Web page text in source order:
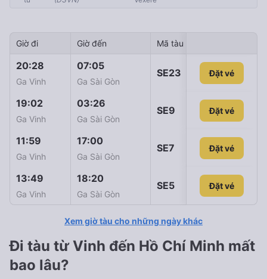
Giờ đi Giờ đến Mã tàu
20:28
Ga Vinh
07:05
Ga Sài Gòn
SE23 1.067.000đ
Đặt vé
19:02
Ga Vinh
03:26
Ga Sài Gòn
SE9 1.166.000đ
Đặt vé
11:59
Ga Vinh
17:00
Ga Sài Gòn
SE7 1.793.000đ
Đặt vé
13:49
Ga Vinh
18:20
Ga Sài Gòn
SE5 1.793.000đ
Đặt vé
Đặt vé
Xem giờ tàu cho những ngày khác
Đi tàu từ Vinh đến Hồ Chí Minh mất
bao lâu?